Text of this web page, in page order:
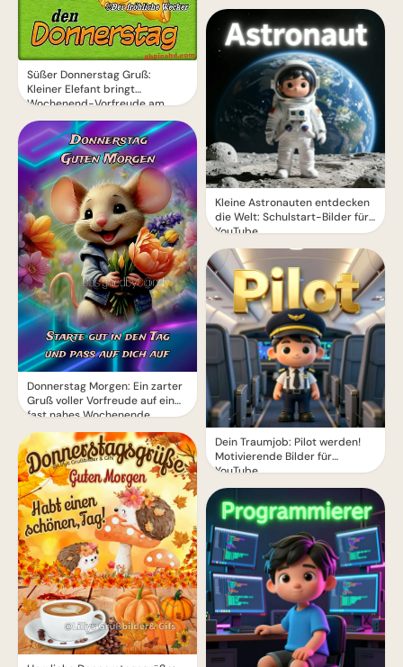
Süßer Donnerstag Gruß:
Kleiner Elefant bringt
Wochenend-Vorfreude am
Morgen
Donnerstag Morgen: Ein zarter
Gruß voller Vorfreude auf ein
fast nahes Wochenende
Kleine Astronauten entdecken
die Welt: Schulstart-Bilder für
YouTube
Dein Traumjob: Pilot werden!
Motivierende Bilder für
YouTube